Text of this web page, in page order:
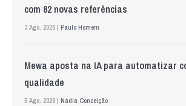
com 82 novas referências
3 Ago. 2026 | Paulo Homem
Mewa aposta na IA para automatizar
qualidade
5 Ago. 2026 | Nádia Conceição